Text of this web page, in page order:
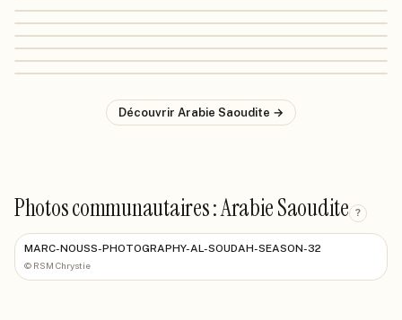
Découvrir Arabie Saoudite →
Photos communautaires : Arabie Saoudite ?
MARC-NOUSS-PHOTOGRAPHY-AL-SOUDAH-SEASON-32
© RSM Chrystie